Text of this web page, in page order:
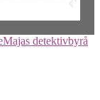
detektivbyrå